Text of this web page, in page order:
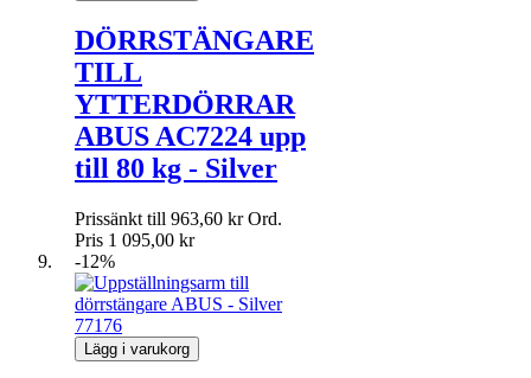
DÖRRSTÄNGARE
TILL
YTTERDÖRRAR
ABUS AC7224 upp
till 80 kg - Silver
Prissänkt till 963,60 kr Ord.
Pris 1 095,00 kr
-12%
Lägg i varukorg